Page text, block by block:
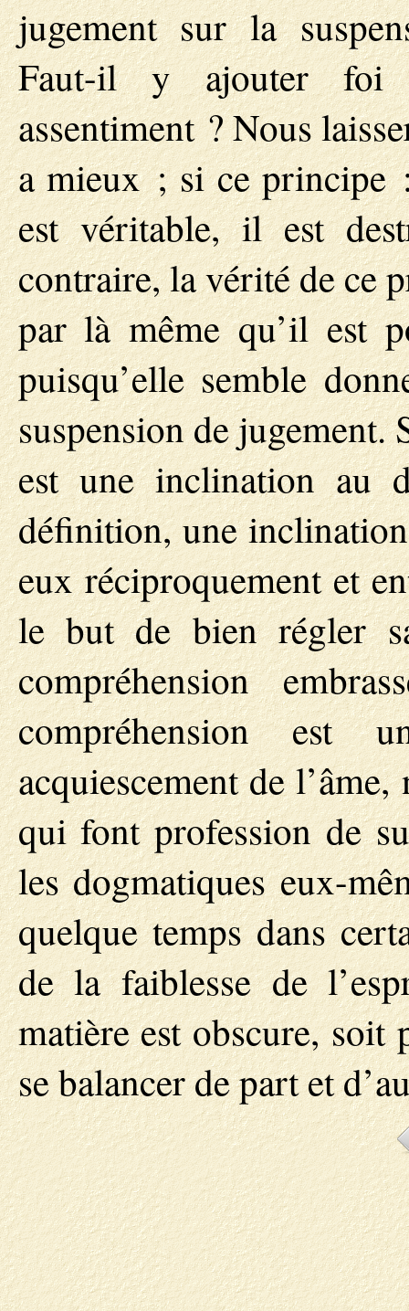
jugement sur la
Faut-il y ajouter
assentiment ? Nous
a mieux ; si ce principe
est véritable, il est
contraire, la vérité de ce
par là même qu’il est
puisqu’elle semble
suspension de
est une inclination au
définition, une
eux réciproquement et
le but de bien régler
compréhension
compréhension est
acquiescement de
qui font profession de
les dogmatiques eux-
quelque temps dans
de la faiblesse de
matière est obscure, soit
se balancer de part et